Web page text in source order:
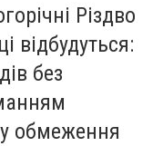
Різдво
відбудуться:
без
обмеження